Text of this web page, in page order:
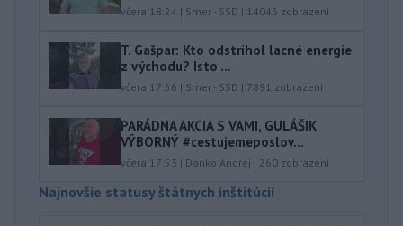
včera 18:24 | Smer - SSD | 14046 zobrazení
T. Gašpar: Kto odstrihol lacné energie
z východu? Isto ...
včera 17:56 | Smer - SSD | 7891 zobrazení
PARÁDNA AKCIA S VAMI, GULÁŠIK
VÝBORNÝ #cestujemeposlov...
včera 17:53 | Danko Andrej | 260 zobrazení
Najnovšie statusy štátnych inštitúcií